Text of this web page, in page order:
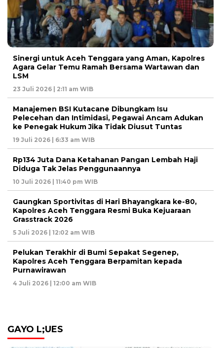
Sinergi untuk Aceh Tenggara yang Aman, Kapolres
Agara Gelar Temu Ramah Bersama Wartawan dan
LSM
23 Juli 2026 | 2:11 am WIB
Manajemen BSI Kutacane Dibungkam Isu
Pelecehan dan Intimidasi, Pegawai Ancam Adukan
ke Penegak Hukum Jika Tidak Diusut Tuntas
19 Juli 2026 | 6:33 am WIB
Rp134 Juta Dana Ketahanan Pangan Lembah Haji
Diduga Tak Jelas Penggunaannya
10 Juli 2026 | 11:40 pm WIB
Gaungkan Sportivitas di Hari Bhayangkara ke-80,
Kapolres Aceh Tenggara Resmi Buka Kejuaraan
Grasstrack 2026
5 Juli 2026 | 12:02 am WIB
Pelukan Terakhir di Bumi Sepakat Segenep,
Kapolres Aceh Tenggara Berpamitan kepada
Purnawirawan
4 Juli 2026 | 12:00 am WIB
GAYO L;UES